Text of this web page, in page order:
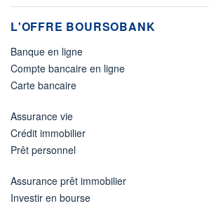
L'OFFRE BOURSOBANK
Banque en ligne
Compte bancaire en ligne
Carte bancaire
Assurance vie
Crédit immobilier
Prêt personnel
Assurance prêt immobilier
Investir en bourse